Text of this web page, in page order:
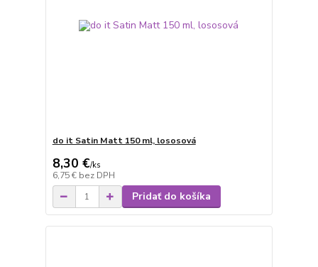
do it Satin Matt 150 ml, lososová
8,30 €/ks
6,75 € bez DPH
Pridať do košíka